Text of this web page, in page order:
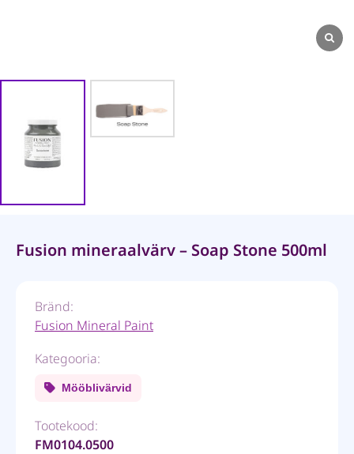
Fusion mineraalvärv – Soap Stone 500ml
Bränd:
Fusion Mineral Paint
Kategooria:
Mööblivärvid
Tootekood:
FM0104.0500